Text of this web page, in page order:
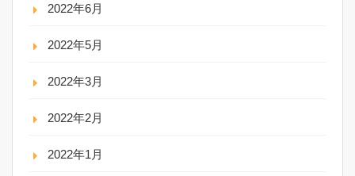
2022年6月
2022年5月
2022年3月
2022年2月
2022年1月